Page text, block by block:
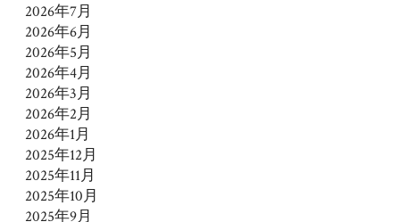
2026年7月
2026年6月
2026年5月
2026年4月
2026年3月
2026年2月
2026年1月
2025年12月
2025年11月
2025年10月
2025年9月